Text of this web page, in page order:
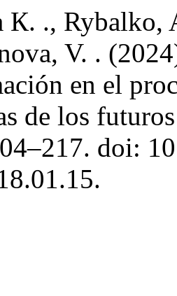
К. ., Rybalko,
V. .
en el
de los
doi: